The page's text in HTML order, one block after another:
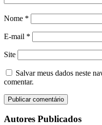
Nome *
E-mail *
Site
Salvar meus dados neste
comentar.
Autores Publicados